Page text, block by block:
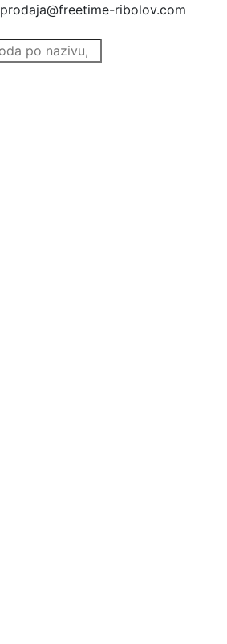
prodaja@freetime-ribolov.com